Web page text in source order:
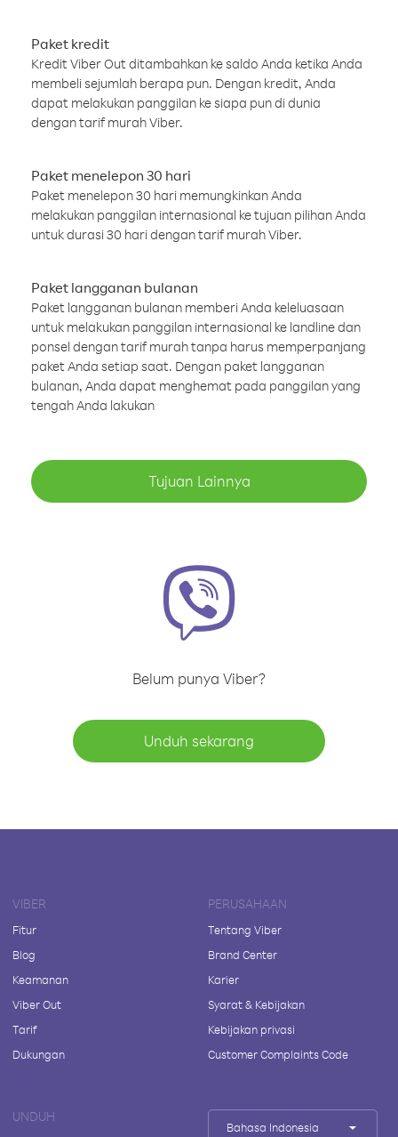
Paket kredit
Kredit Viber Out ditambahkan ke saldo Anda ketika Anda
membeli sejumlah berapa pun. Dengan kredit, Anda
dapat melakukan panggilan ke siapa pun di dunia
dengan tarif murah Viber.
Paket menelepon 30 hari
Paket menelepon 30 hari memungkinkan Anda
melakukan panggilan internasional ke tujuan pilihan Anda
untuk durasi 30 hari dengan tarif murah Viber.
Paket langganan bulanan
Paket langganan bulanan memberi Anda keleluasaan
untuk melakukan panggilan internasional ke landline dan
ponsel dengan tarif murah tanpa harus memperpanjang
paket Anda setiap saat. Dengan paket langganan
bulanan, Anda dapat menghemat pada panggilan yang
tengah Anda lakukan
Tujuan Lainnya
Belum punya Viber?
Unduh sekarang
VIBER
Fitur
Blog
Keamanan
Viber Out
Tarif
Dukungan
PERUSAHAAN
Tentang Viber
Brand Center
Karier
Syarat & Kebijakan
Kebijakan privasi
Customer Complaints Code
UNDUH
Bahasa Indonesia